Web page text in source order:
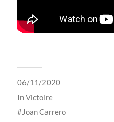
06/11/2020
InVictoire
Joan Carrero